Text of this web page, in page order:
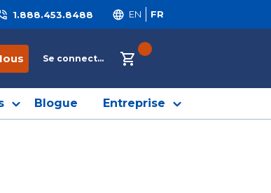
1.888.453.8488 EN FR
Se connecter
Blogue Entreprise